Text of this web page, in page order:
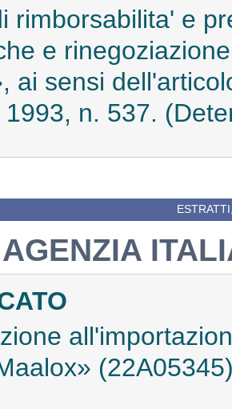
rimborsabilita' e
e
ai sensi
n. 537.
AGENZIA